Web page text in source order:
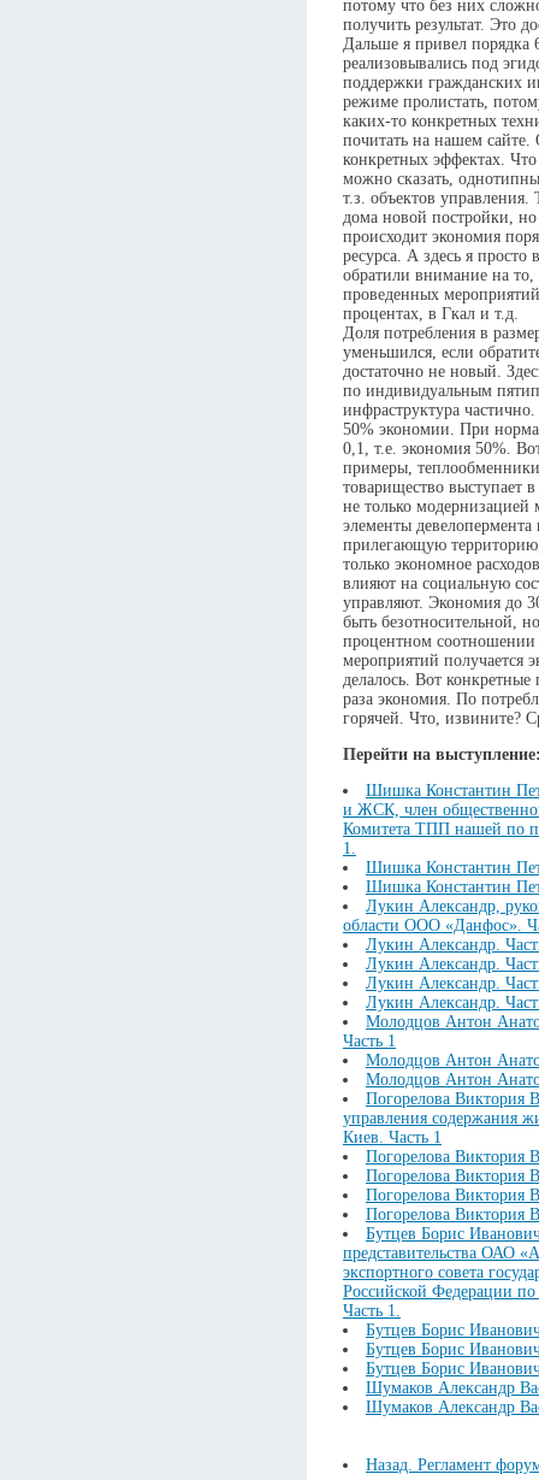
потому что без них
получить результат. Это
Дальше я привел порядка
реализовывались под
поддержки гражданских
режиме пролистать,
каких-то конкретных
почитать на нашем сайте.
конкретных эффектах. Что
можно сказать,
т.з. объектов управления.
дома новой постройки, но
происходит экономия
ресурса. А здесь я просто
обратили внимание на то,
проведенных
процентах, в Гкал и т.д.
Доля потребления в
уменьшился, если
достаточно не новый.
по индивидуальным
инфраструктура
50% экономии. При
0,1, т.е. экономия 50%.
примеры,
товарищество выступает
не только
элементы
прилегающую
только экономное
влияют на социальную
управляют. Экономия до
быть безотносительной,
процентном соотношении
мероприятий получается
делалось. Вот
раза экономия. По
горячей. Что, извините?
Перейти на
Шишка Константин
и ЖСК, член
Комитета ТПП нашей по
1.
Шишка Константин
Шишка Константин
Лукин Александр,
области ООО «Данфос».
Лукин Александр.
Лукин Александр.
Лукин Александр.
Лукин Александр.
Молодцов Антон
Часть 1
Молодцов Антон
Молодцов Антон
Погорелова Виктория
управления содержания
Киев. Часть 1
Погорелова Виктория
Погорелова Виктория
Погорелова Виктория
Погорелова Виктория
Бутцев Борис
представительства ОАО
экспортного совета
Российской Федерации
Часть 1.
Бутцев Борис
Бутцев Борис
Бутцев Борис
Шумаков Александр
Шумаков Александр
Назад. Регламент